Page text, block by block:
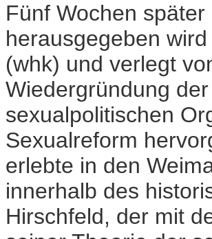
Fünf Wochen
herausgegeben
(whk) und verlegt
Wiedergründung
sexualpolitischen
Sexualreform
erlebte in den
innerhalb des
Hirschfeld, der mit